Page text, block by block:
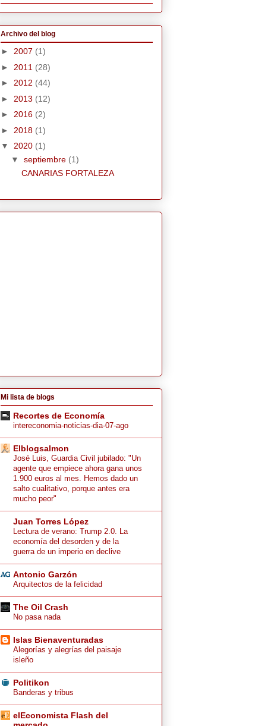
Archivo del blog
► 2007 (1)
► 2011 (28)
► 2012 (44)
► 2013 (12)
► 2016 (2)
► 2018 (1)
▼ 2020 (1)
▼ septiembre (1)
CANARIAS FORTALEZA
Mi lista de blogs
Recortes de Economía
intereconomia-noticias-dia-07-ago
Elblogsalmon
José Luis, Guardia Civil jubilado: "Un
agente que empiece ahora gana unos
1.900 euros al mes. Hemos dado un
salto cualitativo, porque antes era
mucho peor"
Juan Torres López
Lectura de verano: Trump 2.0. La
economía del desorden y de la
guerra de un imperio en declive
Antonio Garzón
Arquitectos de la felicidad
The Oil Crash
No pasa nada
Islas Bienaventuradas
Alegorías y alegrías del paisaje
isleño
Politikon
Banderas y tribus
elEconomista Flash del